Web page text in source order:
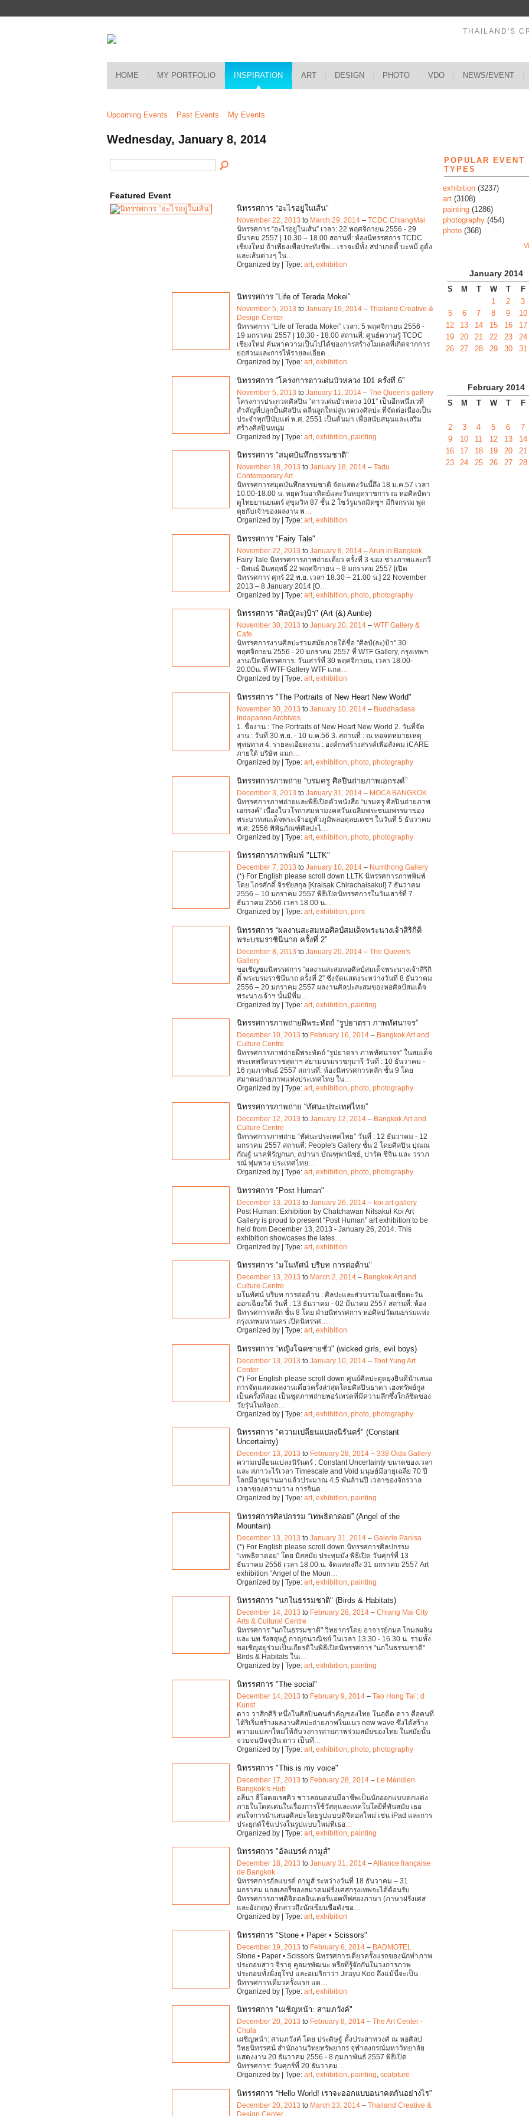
THAILAND'S
HOME MY PORTFOLIO INSPIRATION ART DESIGN PHOTO VDO NEWS/EVENT
Upcoming Events Past Events My Events
Wednesday, January 8, 2014
Featured Event
นิทรรศการ “อะไรอยู่ในเส้น”
November 22, 2013 to March 29, 2014 – TCDC ChiangMai
นิทรรศการ “อะไรอยู่ในเส้น” เวลา: 22 พฤศจิกายน 2556 - 29
มีนาคม 2557 | 10.30 – 18.00 สถานที่: ห้องนิทรรศการ TCDC
เชียงใหม่ ถ้าเพียงเพื่อประทังชีพ... เราจะมีทั้ง สปาเกตตี้ บะหมี่ อูด้ง
และเส้นต่างๆ ใน
Organized by | Type: art exhibition
นิทรรศการ “Life of Terada Mokei”
November 5, 2013 to January 19, 2014 – Thailand Creative &
Design Center
นิทรรศการ “Life of Terada Mokei” เวลา: 5 พฤศจิกายน 2556 -
19 มกราคม 2557 | 10.30 - 18.00 สถานที่: ศูนย์ความรู้ TCDC
เชียงใหม่ ค้นหาความเป็นไปได้ของการสร้างโมเดลที่เกิดจากการ
ย่อส่วนและการให้รายละเอียด…
Organized by | Type: art, exhibition
นิทรรศการ “โครงการดาวเด่นบัวหลวง 101 ครั้งที่ 6”
November 5, 2013 to January 11, 2014 – The Queen's gallery
โครงการประกวดศิลปิน “ดาวเด่นบัวหลวง 101” เป็นอีกหนึ่งเวที
สำคัญที่ปลุกปั้นศิลปิน คลื่นลูกใหม่สู่แวดวงศิลปะ ที่จัดต่อเนื่องเป็น
ประจำทุกปีนับแต่ พ.ศ. 2551 เป็นต้นมา เพื่อสนับสนุนและเสริม
สร้างศิลปินหนุ่ม
Organized by | Type: art exhibition painting
นิทรรศการ "สมุดบันทึกธรรมชาติ"
November 18, 2013 to January 18, 2014 – Tadu
Contemporary Art
นิทรรศการสมุดบันทึกธรรมชาติ จัดแสดงวันนี้ถึง 18 ม.ค.57 เวลา
10.00-18.00 น. หยุดวันอาทิตย์และวันหยุดราชการ ณ หอศิลป์ตา
ดูไทยยานยนตร์ สุขุมวิท 87 ชั้น 2 โชว์รูมรถมิตซูฯ มีกิจกรรม พูด
คุยกับเจ้าของผลงาน พ…
Organized by | Type: art, exhibition
นิทรรศการ "Fairy Tale"
November 22, 2013 to January 8, 2014 –Arun in Bangkok
Fairy Tale นิทรรศการภาพถ่ายเดี่ยว ครั้งที่ 3 ของ ช่างภาพและกวี
- นิพนธ์ อินทฤทธิ์ 22 พฤศจิกายน – 8 มกราคม 2557 [เปิด
นิทรรศการ ศุกร์ 22 พ.ย. เวลา 18.30 – 21.00 น.] 22 November
2013 – 8 January 2014 [O…
Organized by | Type: art, exhibition, photo, photography
นิทรรศการ "ศิลป์(ละ)ป้า" (Art (&) Auntie)
November 30, 2013 to January 20, 2014 – WTF Gallery &
Cafe
นิทรรศการงานศิลปะร่วมสมัยภายใต้ชื่อ "ศิลป์(ละ)ป้า" 30
พฤศจิกายน 2556 - 20 มกราคม 2557 ที่ WTF Gallery, กรุงเทพฯ
งานเปิดนิทรรศการ: วันเสาร์ที่ 30 พฤศจิกายน, เวลา 18.00-
20.00น. ที่ WTF Gallery WTF เเกล…
Organized by | Type: art, exhibition
นิทรรศการ "The Portraits of New Heart New World"
November 30, 2013 to January 10, 2014 – Buddhadasa
Indapanno Archives
1. ชื่องาน : The Portraits of New Heart New World 2. วันที่จัด
งาน : วันที่ 30 พ.ย. - 10 ม.ค.56 3. สถานที่ : ณ หอจดหมายเหตุ
พุทธทาส 4. รายละเอียดงาน : องค์กรสร้างสรรค์เพิ่อสังคม iCARE
ภายใต้ บริษัท แมก…
Organized by | Type: art, exhibition, photo, photography
นิทรรศการภาพถ่าย “บรมครู ศิลปินถ่ายภาพเอกรงค์”
December 3, 2013 to January 31, 2014 – MOCA BANGKOK
นิทรรศการภาพถ่ายและพิธีเปิดตัวหนังสือ “บรมครู ศิลปินถ่ายภาพ
เอกรงค์” เนื่องในวโรกาสมหามงคลวันเฉลิมพระชนมพรรษาของ
พระบาทสมเด็จพระเจ้าอยู่หัวภูมิพลอดุลยเดชฯ ในวันที่ 5 ธันวาคม
พ.ศ. 2556 พิพิธภัณฑ์ศิลปะไ
Organized by | Type: art exhibition photo photography
นิทรรศการภาพพิมพ์ "LLTK"
December 7, 2013 to January 10, 2014 – Numthong Gallery
(*) For English please scroll down LLTK นิทรรศการภาพพิมพ์
โดย ไกรศักดิ์ จิรชัยสกุล [Kraisak Chirachaisakul] 7 ธันวาคม
2556 – 10 มกราคม 2557 พิธีเปิดนิทรรศการในวันเสาร์ที่ 7
ธันวาคม 2556 เวลา 18.00 น.…
Organized by | Type: art, exhibition, print
นิทรรศการ “ผลงานสะสมหอศิลป์สมเด็จพระนางเจ้าสิริกิติ์
พระบรมราชินีนาถ ครั้งที่ 2”
December 8, 2013 to January 20, 2014 – The Queen's
Gallery
ขอเชิญชมนิทรรศการ “ผลงานสะสมหอศิลป์สมเด็จพระนางเจ้าสิริกิ
ติ์ พระบรมราชินีนาถ ครั้งที่ 2” ซึ่งจัดเเสดงระหว่างวันที่ 8 ธันวาคม
2556 – 20 มกราคม 2557 ผลงานศิลปะสะสมของหอศิลป์สมเด็จ
พระนางเจ้าฯ นั้นมีที่ม
Organized by | Type: art exhibition painting
นิทรรศการภาพถ่ายฝีพระหัตถ์ “รูปยาตรา ภาพทัศนาจร”
December 10, 2013 to February 16, 2014 – Bangkok Art and
Culture Centre
นิทรรศการภาพถ่ายฝีพระหัตถ์ “รูปยาตรา ภาพทัศนาจร” ในสมเด็จ
พระเทพรัตนราชสุดาฯ สยามบรมราชกุมารี วันที่ : 10 ธันวาคม -
16 กุมภาพันธ์ 2557 สถานที่: ห้องนิทรรศการหลัก ชั้น 9 โดย
สมาคมถ่ายภาพแห่งประเทศไทย ใน…
Organized by | Type: art, exhibition, photo, photography
นิทรรศการภาพถ่าย “ทัศนะประเทศไทย”
December 12, 2013 to January 12, 2014 – Bangkok Art and
Culture Centre
นิทรรศการภาพถ่าย “ทัศนะประเทศไทย” วันที่ : 12 ธันวาคม - 12
มกราคม 2557 สถานที่: People's Gallery ชั้น 2 โดยศิลปิน ปุณณ
กัณฐ์ นาคหิรัญกนก, ถปานา บัณฑุพานิชย์, ปาร์ค ชีจิน และ วราภ
รณ์ พุ่มพวง ประเทศไทย…
Organized by | Type: art, exhibition, photo, photography
นิทรรศการ "Post Human"
December 13, 2013 to January 26, 2014 – koi art gallery
Post Human: Exhibition by Chatchawan Nilsakul Koi Art
Gallery is proud to present “Post Human” art exhibition to be
held from December 13, 2013 - January 26, 2014. This
exhibition showcases the lates
Organized by | Type: art exhibition
นิทรรศการ "มโนทัศน์ บริบท การต่อต้าน"
December 13, 2013 to March 2, 2014 – Bangkok Art and
Culture Centre
มโนทัศน์ บริบท การต่อต้าน : ศิลปะและส่วนรวมในเอเชียตะวัน
ออกเฉียงใต้ วันที่ : 13 ธันวาคม - 02 มีนาคม 2557 สถานที่: ห้อง
นิทรรศการหลัก ชั้น 8 โดย ฝ่ายนิทรรศการ หอศิลปวัฒนธรรมแห่ง
กรุงเทพมหานคร เปิดนิทรรศ…
Organized by | Type: art, exhibition
นิทรรศการ “หญิงโฉดชายชั่ว" (wicked girls, evil boys)
December 13, 2013 to January 10, 2014 – Toot Yung Art
Center
(*) For English please scroll down ศูนย์ศิลปะตูดยุงยินดีนำเสนอ
การจัดแสดงผลงานเดี่ยวครั้งล่าสุดโดยศิลปินธาดา เฮงทรัพย์กูล
เป็นครั้งที่สอง เป็นชุดภาพถ่ายพอร์เทรตที่มีความลึกซึ้งใกล้ชิดของ
วัยรุ่นในท้องถ
Organized by | Type: art exhibition photo photography
นิทรรศการ "ความเปลี่ยนแปลงนิรันดร์" (Constant
Uncertainty)
December 13, 2013 to February 28, 2014 – 338 Oida Gallery
ความเปลี่ยนแปลงนิรันดร์ : Constant Uncertainty ขนาดของเวลา
และ สภาวะไร้เวลา Timescale and Void มนุษย์มีอายุเฉลี่ย 70 ปี
โลกมีอายุผ่านมาแล้วประมาณ 4.5 พันล้านปี เวลาของจักรวาล
เวลาของความว่าง การจินต…
Organized by | Type: art, exhibition, painting
นิทรรศการศิลปกรรม “เทพธิดาดอย” (Angel of the
Mountain)
December 13, 2013 to January 31, 2014 – Galerie Panisa
(*) For English please scroll down นิทรรศการศิลปกรรม
“เทพธิดาดอย” โดย มิสสมัย ประทุมมัง พิธีเปิด วันศุกร์ที่ 13
ธันวาคม 2556 เวลา 18.00 น. จัดแสดงถึง 31 มกราคม 2557 Art
exhibition “Angel of the Moun…
Organized by | Type: art, exhibition, painting
นิทรรศการ "นกในธรรมชาติ" (Birds & Habitats)
December 14, 2013 to February 28, 2014 – Chiang Mai City
Arts & Cultural Centre
นิทรรศการ "นกในธรรมชาติ" วิทยากรโดย อาจารย์กมล โกมลผลิน
และ นพ.รังสฤษฏ์ กาญจนวณิชย์ ในเวลา 13.30 - 16.30 น. รวมทั้ง
ขอเชิญอยู่ร่วมเป็นเกียรติในพิธีเปิดนิทรรศการ "นกในธรรมชาติ"
Birds & Habitats ในเ…
Organized by | Type: art, exhibition, painting
นิทรรศการ "The social"
December 14, 2013 to February 9, 2014 – Tao Hong Tai : d
Kunst
ดาว วาสิกศิริ หนึ่งในศิลปินคนสำคัญของไทย ในอดีต ดาว คือคนที่
ได้ริเริ่มสร้างผลงานศิลปะถ่ายภาพในแนว new wave ซึ่งได้สร้าง
ความแปลกใหม่ให้กับวงการถ่ายภาพร่วมสมัยของไทย ในสมัยนั้น
จวบจนปัจจุบัน ดาว เป็นที…
Organized by | Type: art, exhibition, photo, photography
นิทรรศการ "This is my voice"
December 17, 2013 to February 28, 2014 – Le Méridien
Bangkok’s Hub
อลีนา ธีโอดอเรสคิว ชาวลอนดอนมีอาชีพเป็นนักออกแบบตกแต่ง
ภายในโดดเด่นในเรื่องการใช้วัสดุและเทคโนโลยีที่ทันสมัย เธอ
สนใจการนำเสนอศิลปะโดยรูปแบบดิจิตอลใหม่ เช่น iPad และการ
ประยุกต์ใช้แปรงในรูปแบบใหม่ที่เธอ
Organized by | Type: art exhibition painting
นิทรรศการ "อัลแบรต์ กามูส์"
December 18, 2013 to January 31, 2014 –Alliance française
de Bangkok
นิทรรศการอัลแบรต์ กามูส์ ระหว่างวันที่ 18 ธันวาคม – 31
มกราคม แกลเลอรี่ของสมาคมฝรั่งเศสกรุงเทพจะได้ต้อนรับ
นิทรรศการภาพดิจิตอลอินเตอร์แอคทีฟสองภาษา (ภาษาฝรั่งเศส
และอังกฤษ) ที่กล่าวถึงนักเขียนชื่อดังขอ…
Organized by | Type: art, exhibition
นิทรรศการ "Stone • Paper • Scissors"
December 19, 2013 to February 6, 2014 – BADMOTEL
Stone • Paper • Scissors นิทรรศการเดี่ยวครั้งแรกของนักทำภาพ
ประกอบสาว จิรายุ คูอมรพัฒนะ หรือที่รู้จักกันในวงการภาพ
ประกอบทั้งฝั่งยุโรป และอเมริกาว่า Jirayu Koo ถึงแม้นี่จะเป็น
นิทรรศการเดี่ยวครั้งแรก แต
Organized by | Type: art exhibition
นิทรรศการ "เผชิญหน้า: สามภวังค์"
December 20, 2013 to February 8, 2014 – The Art Center -
Chula
เผชิญหน้า: สามภวังค์ โดย ประดิษฐ์ ตั้งประสาทวงศ์ ณ หอศิลป
วิทยนิทรรศน์ สำนักงานวิทยทรัพยากร จุฬาลงกรณ์มหาวิทยาลัย
แสดงงาน 20 ธันวาคม 2556 - 8 กุมภาพันธ์ 2557 พิธีเปิด
นิทรรศการ: วันศุกร์ที่ 20 ธันวาคม…
Organized by | Type: art, exhibition, painting, sculpture
นิทรรศการ “Hello World! เราจะออกแบบอนาคตกันอย่างไร”
December 20, 2013 to March 23, 2014 – Thailand Creative &
Design Center
POPULAR EVENT
TYPES
exhibition (3237)
art (3108)
painting (1286)
photography (454)
photo (368)
January 2014
S M T W T F
1
2 3
5
6 7 8 9 10
12
13 14 15 16 17
19
20 21 22 23 24
26
27 28 29 30 31
February 2014
S M T W T F
2
3 4 5 6 7
9
10 11 12 13 14
16
17 18 19 20 21
23
24 25 26 27 28